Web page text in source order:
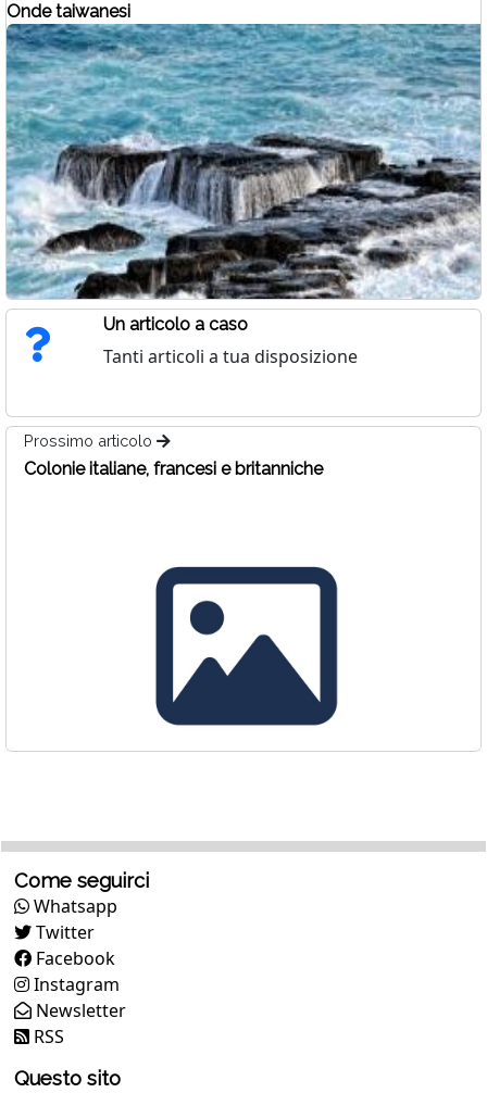
Onde taiwanesi
Un articolo a caso
Tanti articoli a tua disposizione
Prossimo articolo
Colonie italiane, francesi e britanniche
Come seguirci
Whatsapp
Twitter
Facebook
Instagram
Newsletter
RSS
Questo sito